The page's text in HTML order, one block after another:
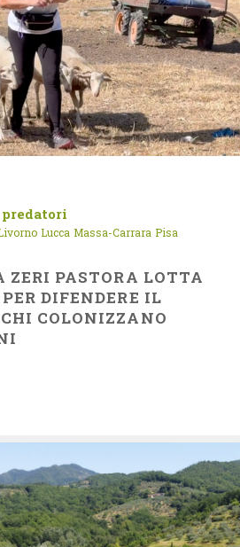
Lucca Massa-Carrara Pisa
ZERI PASTORA LOTTA
DIFENDERE IL
COLONIZZANO